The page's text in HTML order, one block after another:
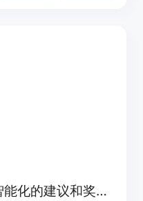
个人理财和投资平台，智能化的建议和奖励系统